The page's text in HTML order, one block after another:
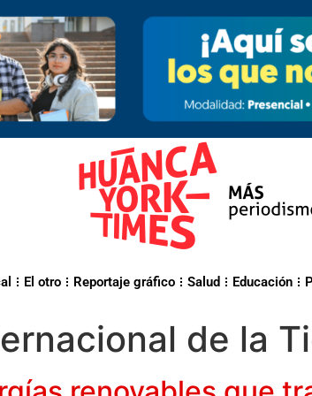
El otro Reportaje gráfico Salud Educación
de la